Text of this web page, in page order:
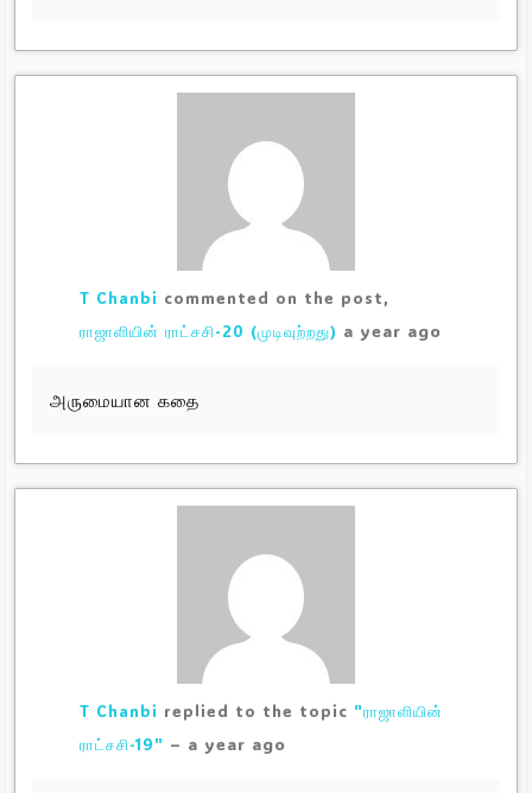
T Chanbi commented on the post,
ராஜாளியின் ராட்சசி-20 (முடிவுற்றது) a year ago
அருமையான கதை
T Chanbi replied to the topic "ராஜாளியின்
ராட்சசி-19" – a year ago